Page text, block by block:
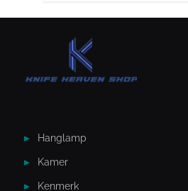
Hanglamp
Kamer
Kenmerk